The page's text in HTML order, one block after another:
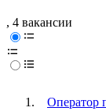
, 4 вакансии
Оператор